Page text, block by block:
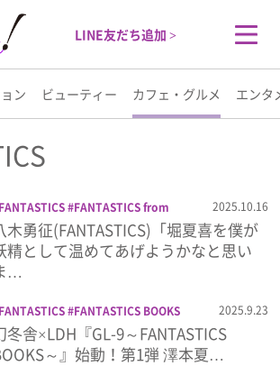
LINE友だち追加 >
ン ビューティー カフェ・グルメ エンタ
FANTASTICS
FANTASTICS from
TRIBE TVCM ドリンク
ロイヤ
ミルクティー
八木勇征 紅茶
紅茶花
2025.10.16
木勇征(FANTASTICS)「堀夏喜を僕が
精として温めてあげようかなと思い
…
FANTASTICS
FANTASTICS BOOKS
from EXILE TRIBE GL-9
FANTASTICS BOOKS～
LDH
コンプ
トブック
スペシャルブック
ビジュ
2025.9.23
冬舎×LDH『GL-9～FANTASTICS
～』始動！第1弾 澤本夏…